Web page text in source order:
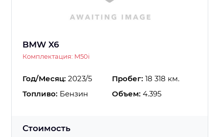
BMW X6
Комплектация: M50i
Год/Месяц: 2023/5 Пробег: 18 318 км.
Топливо: Бензин Объем: 4.395
Стоимость